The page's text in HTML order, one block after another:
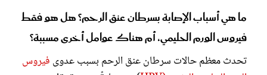
ما هي أسباب الإصابة بسرطان عنق الرحم؟ هل هو فقط
فيروس الورم الحليمي، أم هناك عوامل أخرى مسببة؟
تحدث معظم حالات سرطان عنق الرحم بسبب عدوى فيروس